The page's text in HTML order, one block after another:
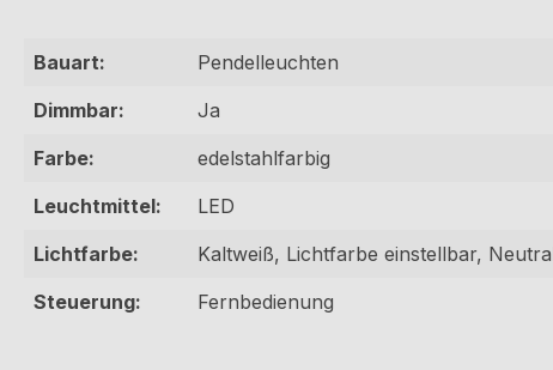
Bauart:
Pendelleuchten
Dimmbar:
Ja
Farbe:
edelstahlfarbig
Leuchtmittel:
LED
Lichtfarbe:
Kaltweiß, Lichtfarbe einstellbar,
Steuerung:
Fernbedienung